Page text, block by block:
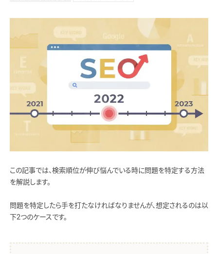
この記事では、検索順位が伸び悩んでいる時に問題を特定する方法
を解説します。
問題を特定したら手を打たなければなりませんが、想定されるのは以
下2つのケースです。